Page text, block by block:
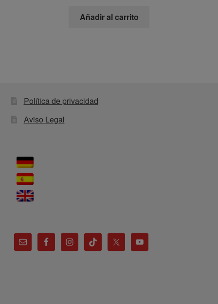
Añadir al carrito
Política de privacidad
Aviso Legal